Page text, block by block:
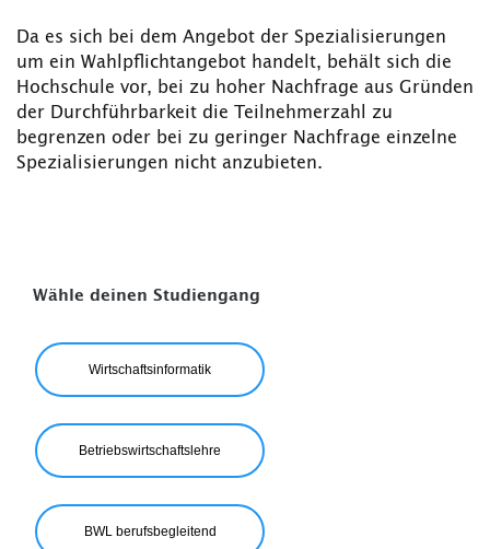
Da es sich bei dem Angebot der Spezialisierungen
um ein Wahlpflichtangebot handelt, behält sich die
Hochschule vor, bei zu hoher Nachfrage aus Gründen
der Durchführbarkeit die Teilnehmerzahl zu
begrenzen oder bei zu geringer Nachfrage einzelne
Spezialisierungen nicht anzubieten.
Wähle deinen Studiengang
Wirtschaftsinformatik
Betriebswirtschaftslehre
BWL berufsbegleitend